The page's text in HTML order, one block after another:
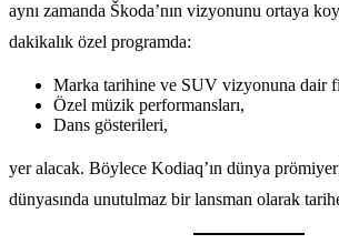
aynı zamanda Škoda’nın vizyonunu ortaya
dakikalık özel programda:
Marka tarihine ve SUV vizyonuna dair
Özel müzik performansları,
Dans gösterileri,
yer alacak. Böylece Kodiaq’ın dünya
dünyasında unutulmaz bir lansman olarak